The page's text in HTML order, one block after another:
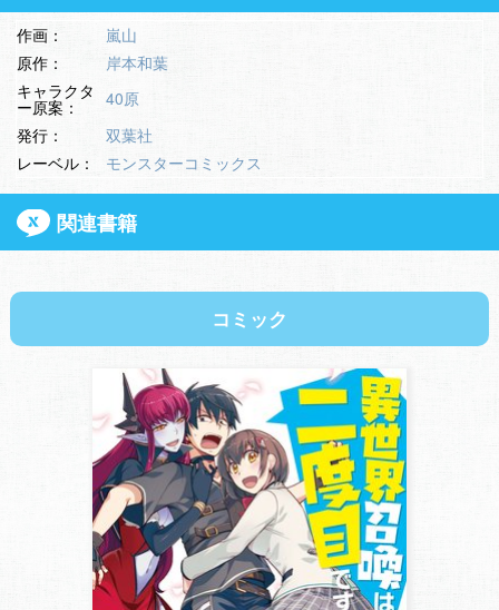
作画：
嵐山
原作：
岸本和葉
キャラクタ
ー原案：
40原
発行：
双葉社
レーベル：
モンスターコミックス
関連書籍
コミック